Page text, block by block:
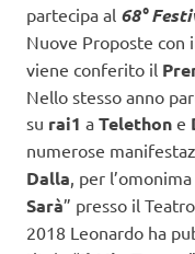
partecipa al 68°
Nuove Proposte con
viene conferito il
Nello stesso anno
su rai1 a Telethon e
numerose
Dalla , per
Sarà” presso il
2018 Leonardo ha